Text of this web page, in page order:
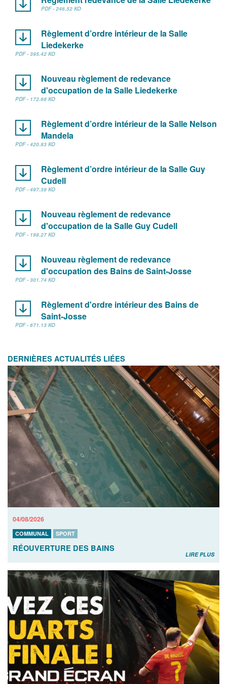
PDF - 246.52 KO
Règlement d’ordre intérieur de la Salle
Liedekerke
PDF - 395.42 KO
Nouveau règlement de redevance
d'occupation de la Salle Liedekerke
PDF - 172.68 KO
Règlement d’ordre intérieur de la Salle Nelson
Mandela
PDF - 420.83 KO
Règlement d’ordre intérieur de la Salle Guy
Cudell
PDF - 497.39 KO
Nouveau règlement de redevance
d'occupation de la Salle Guy Cudell
PDF - 198.27 KO
Nouveau règlement de redevance
d'occupation des Bains de Saint-Josse
PDF - 301.74 KO
Règlement d'ordre intérieur des Bains de
Saint-Josse
PDF - 671.13 KO
DERNIÈRES ACTUALITÉS LIÉES
04/08/2026
COMMUNAL SPORT
RÉOUVERTURE DES BAINS
LIRE PLUS